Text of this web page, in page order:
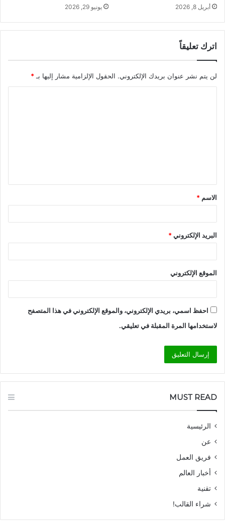
أبريل 8, 2026 يونيو 29, 2026
اترك تعليقاً
لن يتم نشر عنوان بريدك الإلكتروني. الحقول الإلزامية مشار إليها بـ*
ق
*
الاسم *
البريد الإلكتروني*
الموقع الإلكتروني
احفظ اسمي، بريدي الإلكتروني، والموقع الإلكتروني في هذا المتصفح
لاستخدامها المرة المقبلة في تعليقي.
MUST READ
الرئيسية
عن
فريق العمل
أخبار العالم
تقنية
شراء القالب!